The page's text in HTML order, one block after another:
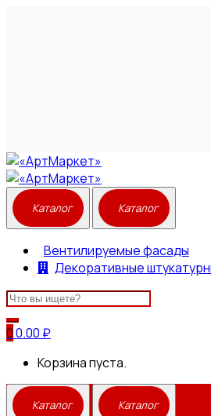
Вентилируемые фасады
Декоративные
Search
for:
00.00 ₽
Корзина пуста.